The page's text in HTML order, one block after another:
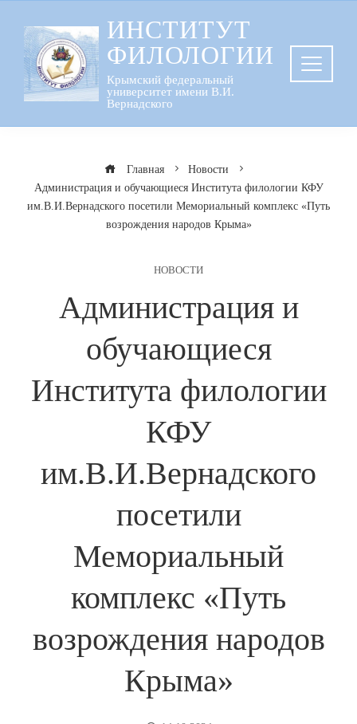
содержанию
ИНСТИТУТ
ФИЛОЛОГИИ
Крымский федеральный
университет имени В.И.
Вернадского
Главная
Новости
Администрация и обучающиеся Института филологии КФУ
им.В.И.Вернадского посетили Мемориальный комплекс «Путь
возрождения народов Крыма»
НОВОСТИ
Администрация и
обучающиеся
Института филологии
КФУ
им.В.И.Вернадского
посетили
Мемориальный
комплекс «Путь
возрождения народов
Крыма»